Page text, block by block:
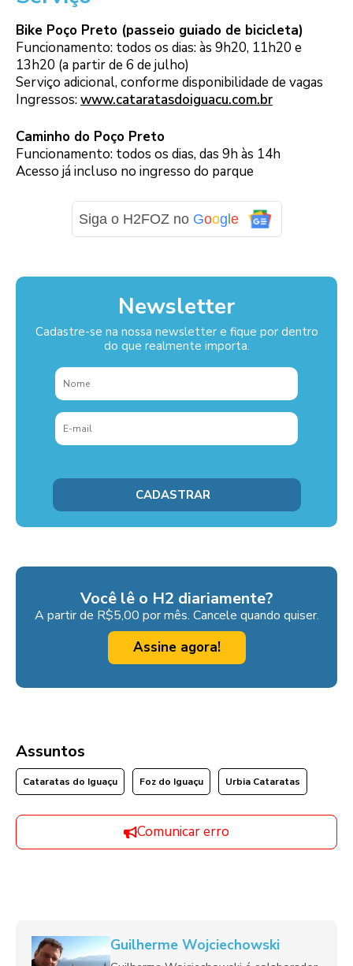
Bike Poço Preto (passeio guiado de bicicleta)
Funcionamento: todos os dias: às 9h20, 11h20 e
13h20 (a partir de 6 de julho)
Serviço adicional, conforme disponibilidade de vagas
Ingressos:www.cataratasdoiguacu.com.br
Caminho do Poço Preto
Funcionamento: todos os dias, das 9h às 14h
Acesso já incluso no ingresso do parque
Siga o H2FOZ no Google
Newsletter
Cadastre-se na nossa newsletter e fique por dentro
do que realmente importa.
Você lê o H2 diariamente?
A partir de R$5,00 por mês. Cancele quando quiser.
Assine agora!
Assuntos
Cataratas do Iguaçu Foz do Iguaçu Urbia Cataratas
Comunicar erro
Guilherme Wojciechowski